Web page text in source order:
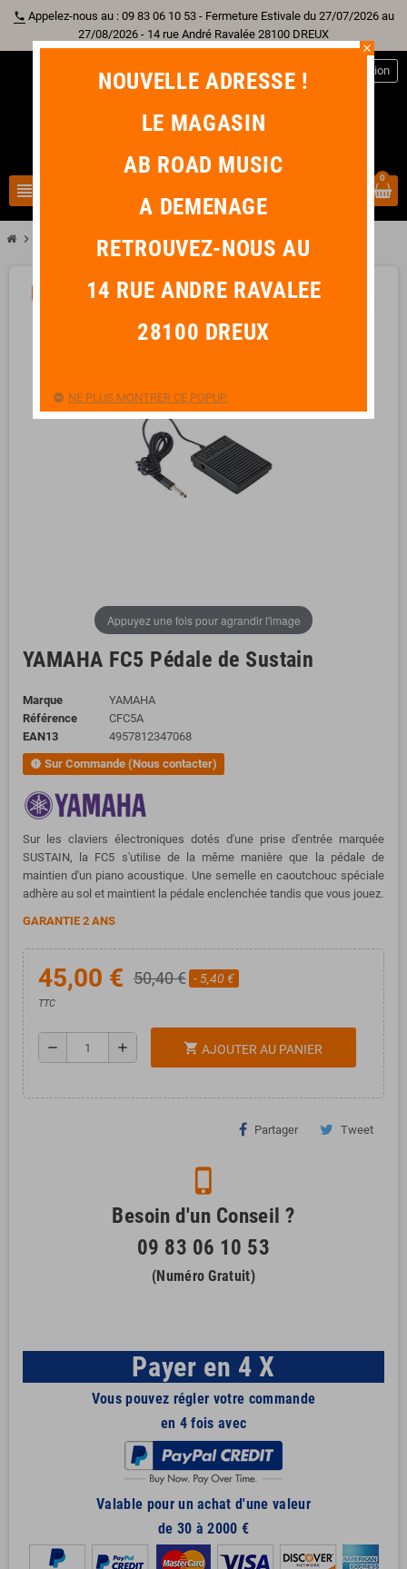
phone Appelez-nous au : 09 83 06 10 53 - Fermeture Estivale du 27/07/2026 au
27/08/2026 - 14 rue André Ravalée 28100 DREUX
view_headline
Connexion
0
chevron_right Piano & Clavier chevron_right YAMAHA FC5 Pédale de Sustain
Appuyez une fois pour agrandir l'image
YAMAHA FC5 Pédale de Sustain
Marque
YAMAHA
Référence
CFC5A
EAN13
4957812347068
new_releases Sur Commande (Nous contacter)
Sur les claviers électroniques dotés d'une prise d'entrée marquée
SUSTAIN, la FC5 s'utilise de la même manière que la pédale de
maintien d'un piano acoustique. Une semelle en caoutchouc spéciale
adhère au sol et maintient la pédale enclenchée tandis que vous jouez.
GARANTIE 2 ANS
45,00 € 50,40 € - 5,40 €
TTC
remove add shopping_cart AJOUTER AU PANIER
Partager Tweet
phone_iphone
Besoin d'un Conseil ?
09 83 06 10 53
(Numéro Gratuit)
Payer en 4 X
Vous pouvez régler votre commande
en 4 fois avec
Valable pour un achat d'une valeur
de 30 à 2000 €
close
NOUVELLE ADRESSE !
LE MAGASIN
AB ROAD MUSIC
A DEMENAGE
RETROUVEZ-NOUS AU
14 RUE ANDRE RAVALEE
28100 DREUX
NE PLUS MONTRER CE POPUP.